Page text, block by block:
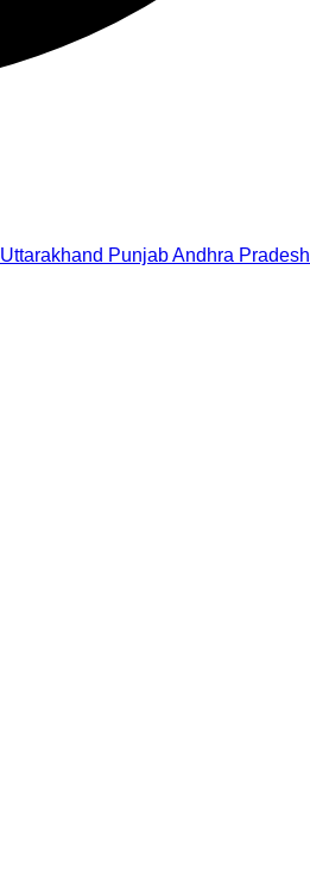
Uttarakhand PunjabAndhra Pradesh